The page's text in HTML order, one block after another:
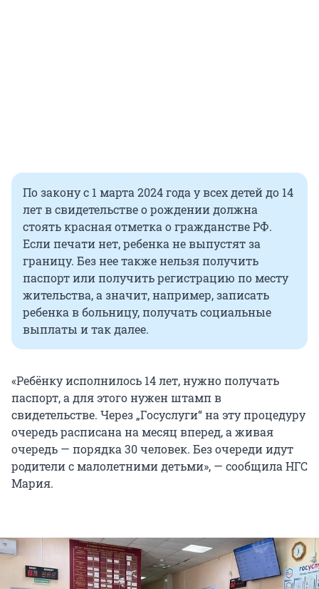
По закону с 1 марта 2024 года у всех детей до 14
лет в свидетельстве о рождении должна
стоять красная отметка о гражданстве РФ.
Если печати нет, ребенка не выпустят за
границу. Без нее также нельзя получить
паспорт или получить регистрацию по месту
жительства, а значит, например, записать
ребенка в больницу, получать социальные
выплаты и так далее.
«Ребёнку исполнилось 14 лет, нужно получать
паспорт, а для этого нужен штамп в
свидетельстве. Через „Госуслуги“ на эту процедуру
очередь расписана на месяц вперед, а живая
очередь — порядка 30 человек. Без очереди идут
родители с малолетними детьми», — сообщила НГС
Мария.